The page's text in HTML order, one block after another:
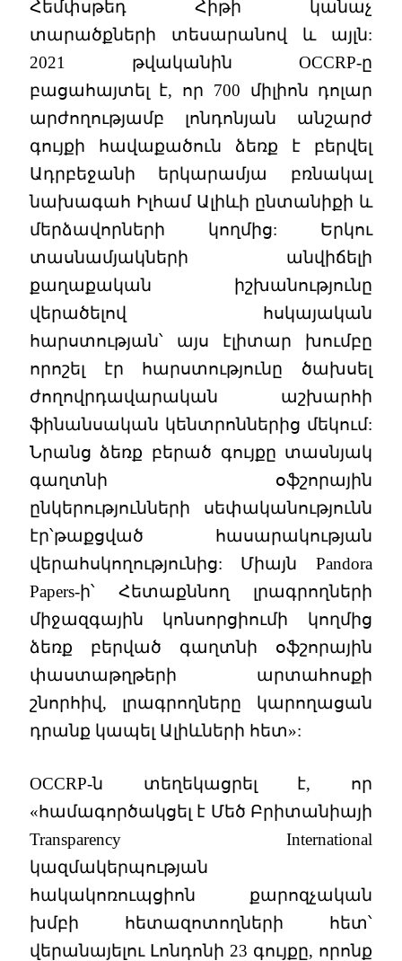
Հեմփսթեդ Հիթի կանաչ
տարածքների տեսարանով և այլն:
2021 թվականին OCCRP-ը
բացահայտել է, որ 700 միլիոն դոլար
արժողությամբ լոնդոնյան անշարժ
գույքի հավաքածուն ձեռք է բերվել
Ադրբեջանի երկարամյա բռնակալ
նախագահ Իլհամ Ալիևի ընտանիքի և
մերձավորների կողմից: Երկու
տասնամյակների անվիճելի
քաղաքական իշխանությունը
վերածելով հսկայական
հարստության՝ այս էլիտար խումբը
որոշել էր հարստությունը ծախսել
ժողովրդավարական աշխարհի
ֆինանսական կենտրոններից մեկում:
Նրանց ձեռք բերած գույքը տասնյակ
գաղտնի օֆշորային
ընկերությունների սեփականությունն
էր՝թաքցված հասարակության
վերահսկողությունից: Միայն Pandora
Papers-ի՝ Հետաքննող լրագրողների
միջազգային կոնսորցիումի կողմից
ձեռք բերված գաղտնի օֆշորային
փաստաթղթերի արտահոսքի
շնորհիվ, լրագրողները կարողացան
դրանք կապել Ալիևների հետ»:
OCCRP-ն տեղեկացրել է, որ
«համագործակցել է Մեծ Բրիտանիայի
Transparency International
կազմակերպության
հակակոռուպցիոն քարոզչական
խմբի հետազոտողների հետ՝
վերանայելու Լոնդոնի 23 գույքը, որոնք